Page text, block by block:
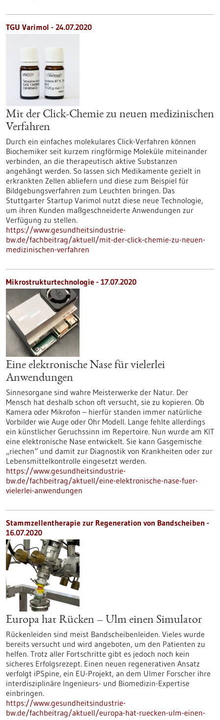
TGU Varimol - 24.07.2020
Mit der Click-Chemie zu neuen medizinischen
Verfahren
Durch ein einfaches molekulares Click-Verfahren können
Biochemiker seit kurzem ringförmige Moleküle miteinander
verbinden, an die therapeutisch aktive Substanzen
angehängt werden. So lassen sich Medikamente gezielt in
erkrankten Zellen abliefern und diese zum Beispiel für
Bildgebungsverfahren zum Leuchten bringen. Das
Stuttgarter Startup Varimol nutzt diese neue Technologie,
um ihren Kunden maßgeschneiderte Anwendungen zur
Verfügung zu stellen.
https://www.gesundheitsindustrie-
bw.de/fachbeitrag/aktuell/mit-der-click-chemie-zu-neuen-
medizinischen-verfahren
Mikrostrukturtechnologie - 17.07.2020
Eine elektronische Nase für vielerlei
Anwendungen
Sinnesorgane sind wahre Meisterwerke der Natur. Der
Mensch hat deshalb schon oft versucht, sie zu kopieren. Ob
Kamera oder Mikrofon – hierfür standen immer natürliche
Vorbilder wie Auge oder Ohr Modell. Lange fehlte allerdings
ein künstlicher Geruchssinn im Repertoire. Nun wurde am KIT
eine elektronische Nase entwickelt. Sie kann Gasgemische
„riechen“ und damit zur Diagnostik von Krankheiten oder zur
Lebensmittelkontrolle eingesetzt werden.
https://www.gesundheitsindustrie-
bw.de/fachbeitrag/aktuell/eine-elektronische-nase-fuer-
vielerlei-anwendungen
Stammzellentherapie zur Regeneration von Bandscheiben -
16.07.2020
Europa hat Rücken – Ulm einen Simulator
Rückenleiden sind meist Bandscheibenleiden. Vieles wurde
bereits versucht und wird angeboten, um den Patienten zu
helfen. Trotz aller Fortschritte gibt es jedoch noch kein
sicheres Erfolgsrezept. Einen neuen regenerativen Ansatz
verfolgt iPSpine, ein EU-Projekt, an dem Ulmer Forscher ihre
interdisziplinäre Ingenieurs- und Biomedizin-Expertise
einbringen.
https://www.gesundheitsindustrie-
bw.de/fachbeitrag/aktuell/europa-hat-ruecken-ulm-einen-